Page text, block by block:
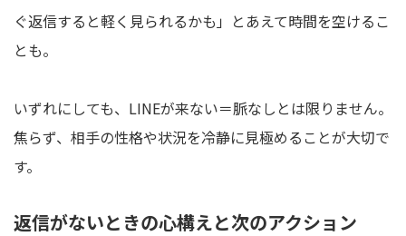
ぐ返信すると軽く見られるかも」とあえて時間を空けるこ
とも。
いずれにしても、LINEが来ない＝脈なしとは限りません。
焦らず、相手の性格や状況を冷静に見極めることが大切で
す。
返信がないときの心構えと次のアクション